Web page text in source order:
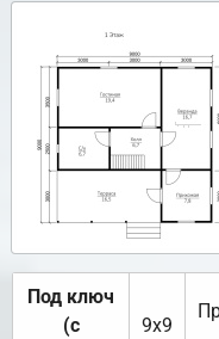
Под ключ
(с
9х9